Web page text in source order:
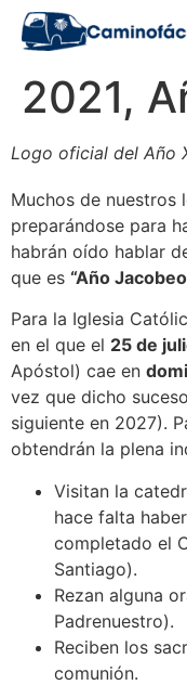
2021,
Logo oficial del Año
Muchos de nuestros
preparándose para
habrán oído hablar
que es “Año
Para la Iglesia
en el que el 25 de
Apóstol) cae en
vez que dicho
siguiente en 2027).
obtendrán la plena
Visitan la
hace falta
completado el
Santiago).
Rezan alguna
Padrenuestro).
Reciben los
comunión.